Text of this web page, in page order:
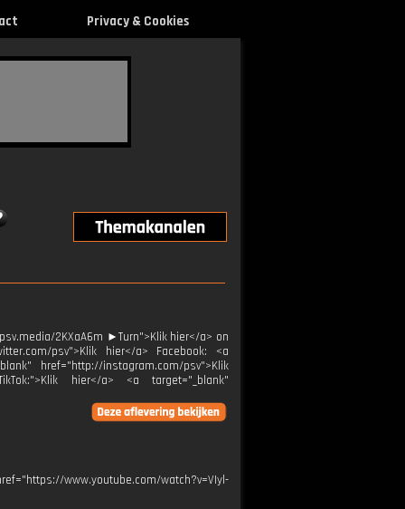
Privacy & Cookies
2KXaA6m ►Turn">Klik hier</a> on
psv">Klik hier</a> Facebook: <a
href="http://instagram.com/psv">Klik
hier</a> <a target="_blank"
www.youtube.com/watch?v=VIyl-